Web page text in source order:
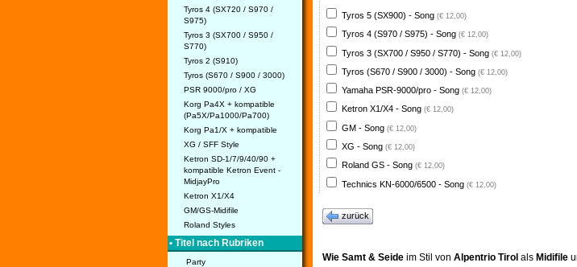
Tyros 4 (SX720 / S970 /
S975)
Tyros 3 (SX700 / S950 /
S770)
Tyros 2 (S910)
Tyros (S670 / S900 / 3000)
PSR 9000/pro / XG
Korg Pa4X + kompatible
(Pa5X/Pa1000/Pa700)
Korg Pa1/X + kompatible
XG / SFF Style
Ketron SD-1/7/9/40/90 +
kompatible Ketron Event -
MidjayPro
Ketron X1/X4
GM/GS-Midifile
Roland Styles
• Titel nach Rubriken
Party
Tyros 5 (SX900) - Song (€ 12,00)
Tyros 4 (S970 / S975) - Song (€ 12,00)
Tyros 3 (SX700 / S950 / S770) - Song (€ 12,00)
Tyros (S670 / S900 / 3000) - Song (€ 12,00)
Yamaha PSR-9000/pro - Song (€ 12,00)
Ketron X1/X4 - Song (€ 12,00)
GM - Song (€ 12,00)
XG - Song (€ 12,00)
Roland GS - Song (€ 12,00)
Technics KN-6000/6500 - Song (€ 12,00)
zurück
Wie Samt & Seideim Stil von Alpentrio Tirol als Midifile